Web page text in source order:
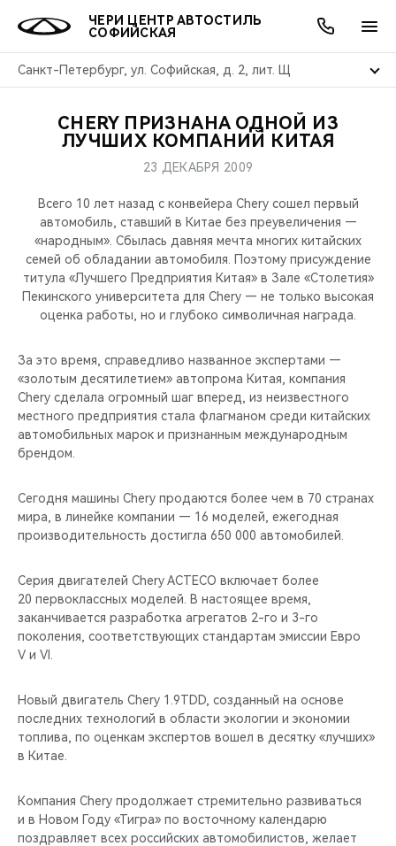
ЧЕРИ ЦЕНТР АВТОСТИЛЬ
СОФИЙСКАЯ
Санкт-Петербург, ул. Софийская, д. 2, лит. Щ
МОДЕЛИ
КРОССОВЕРЫ
СЕДАНЫ
ПОКУПАТЕЛЯМ
КРЕДИТ И СТРАХОВАНИЕ
ВЛАДЕЛЬЦАМ
ЗАПЧАСТИ И АКСЕССУАРЫ
ПОДДЕРЖКА
CHERY CONNECT
МИР CHERY
О БРЕНДЕ
CHERY В СОЦСЕТЯХ
БЛАГОТВОРИТЕЛЬНОСТЬ
CHERY REMOTE
ВИДЕООБЗОРЫ
CHERY ДЛЯ ДЕТЕЙ
АКЦИИ
ОНЛАЙН СЕРВИСЫ
КРЕДИТ
О КОМПАНИИ
МЫ В СОЦСЕТЯХ
CHERY ПРИЗНАНА ОДНОЙ ИЗ
ЛУЧШИХ КОМПАНИЙ КИТАЯ
23 ДЕКАБРЯ 2009
Всего 10 лет назад с конвейера Chery сошел первый
автомобиль, ставший в Китае без преувеличения —
«народным». Сбылась давняя мечта многих китайских
семей об обладании автомобиля. Поэтому присуждение
титула «Лучшего Предприятия Китая» в Зале «Столетия»
Пекинского университета для Chery — не только высокая
оценка работы, но и глубоко символичная награда.
За это время, справедливо названное экспертами —
«золотым десятилетием» автопрома Китая, компания
Chery сделала огромный шаг вперед, из неизвестного
местного предприятия стала флагманом среди китайских
автомобильных марок и признанным международным
брендом.
Сегодня машины Chery продаются более чем в 70 странах
мира, в линейке компании — 16 моделей, ежегодная
производительность достигла 650 000 автомобилей.
Серия двигателей Chery ACTECO включает более
20 первоклассных моделей. В настоящее время,
заканчивается разработка агрегатов 2-го и 3-го
поколения, соответствующих стандартам эмиссии Евро
V и VI.
Новый двигатель Chery 1.9TDD, созданный на основе
последних технологий в области экологии и экономии
топлива, по оценкам экспертов вошел в десятку «лучших»
в Китае.
Компания Chery продолжает стремительно развиваться
и в Новом Году «Тигра» по восточному календарю
поздравляет всех российских автомобилистов, желает